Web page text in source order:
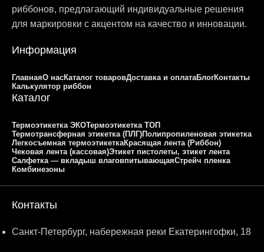
риббонов, предлагающий индивидуальные решения
для маркировки с акцентом на качество и инновации.
Информация
ГлавнаяО насКаталог товаровДоставка и оплатаБлогКонтакты
Калькулятор риббон
Каталог
Термоэтикетка ЭКОТермоэтикетка ТОП
Термотрансферная этикетка (ПЛГ)Полипропиленовая этикетка
Легкосъемная термоэтикеткаКрасящая лента (Риббон)
Чековая лента (кассовая)Этикет пистолеты, этикет лента
Салфетка — вкладыш влаговпитывающаяСтрейч пленка
Комбинезоны
Контакты
Санкт-Петербург, набережная реки Екатерингофки, 18